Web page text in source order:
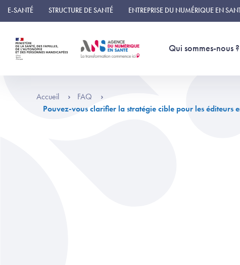
Panneau de gestion des cookies
E-SANTÉ STRUCTURE DE SANTÉ ENTREPRISE DU NUMÉRIQUE EN
Qui sommes-nous ?
Accueil
FAQ
Pouvez-vous clarifier la stratégie cible pour les éditeurs